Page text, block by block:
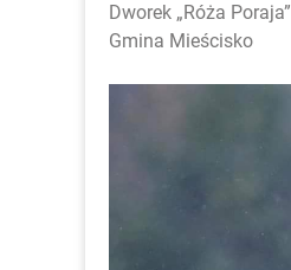
Dworek „Róża Poraja”
Gmina Mieścisko